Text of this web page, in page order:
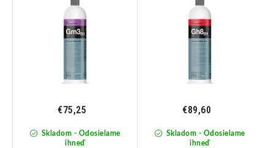
Skladom - Odosielame
ihneď
€75,25
Skladom - Odosielame
ihneď
€89,60